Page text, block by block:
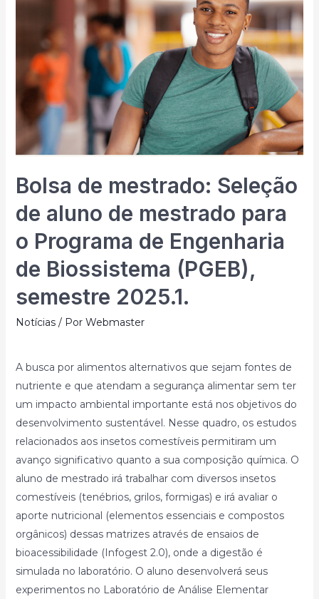
Bolsa de mestrado: Seleção
de aluno de mestrado para
o Programa de Engenharia
de Biossistema (PGEB),
semestre 2025.1.
Notícias/ Por Webmaster
A busca por alimentos alternativos que sejam fontes de
nutriente e que atendam a segurança alimentar sem ter
um impacto ambiental importante está nos objetivos do
desenvolvimento sustentável. Nesse quadro, os estudos
relacionados aos insetos comestíveis permitiram um
avanço significativo quanto a sua composição química. O
aluno de mestrado irá trabalhar com diversos insetos
comestíveis (tenébrios, grilos, formigas) e irá avaliar o
aporte nutricional (elementos essenciais e compostos
orgânicos) dessas matrizes através de ensaios de
bioacessibilidade (Infogest 2.0), onde a digestão é
simulada no laboratório. O aluno desenvolverá seus
experimentos no Laboratório de Análise Elementar